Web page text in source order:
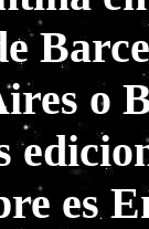
o
es